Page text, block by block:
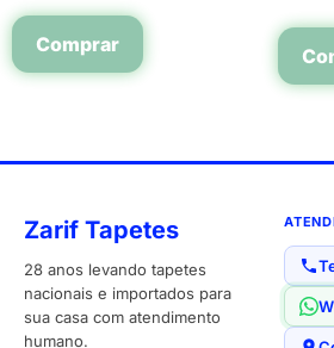
Comprar
Zarif Tapetes
28 anos levando tapetes
nacionais e importados para
sua casa com atendimento
humano.